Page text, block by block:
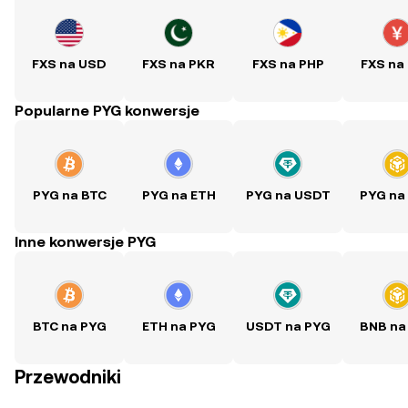
FXS na USD FXS na PKR FXS na PHP FXS na
Popularne PYG konwersje
PYG na BTC PYG na ETH PYG na USDT PYG na
Inne konwersje PYG
BTC na PYG ETH na PYG USDT na PYG BNB na
Przewodniki